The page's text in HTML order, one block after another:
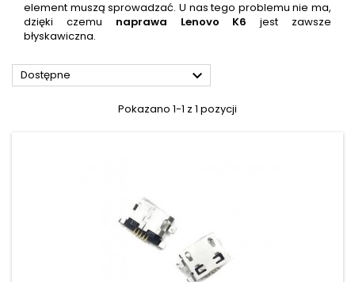
element muszą sprowadzać. U nas tego problemu nie ma,
dzięki czemu naprawa Lenovo K6jest zawsze
błyskawiczna.
Dostępne 
Pokazano 1-1 z 1 pozycji